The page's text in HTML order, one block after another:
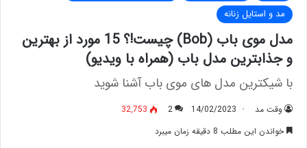
مد و استایل زنانه
مدل موی باب (Bob) چیست!؟ 15 مورد از بهترین
و جذابترین مدل باب (همراه با ویدیو)
با شیکترین مدل های موی باب آشنا شوید
وقت مد 14/02/2023
2
32,753
خواندن این مطلب 8 دقیقه زمان میبرد